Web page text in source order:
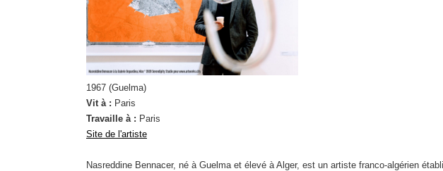
1967 (Guelma)
Vit à : Paris
Travaille à : Paris
Site de l'artiste
Nasreddine Bennacer, né à Guelma et élevé à Alger, est un artiste franco-algérien